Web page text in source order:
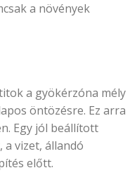
a növények
a gyökérzóna mély
öntözésre. Ez arra
Egy jól beállított
vizet, állandó
előtt.